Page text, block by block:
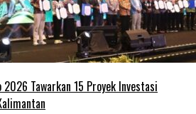
2026 Tawarkan 15 Proyek Investasi